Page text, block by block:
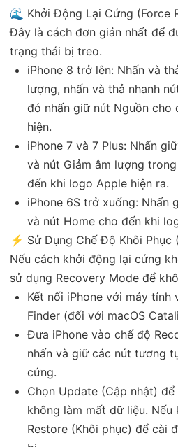
🌊 Khởi Động Lại Cứng (Force
Đây là cách đơn giản nhất để
trạng thái bị treo.
iPhone 8 trở lên: Nhấn và
lượng, nhấn và thả nhanh
đó nhấn giữ nút Nguồn cho
hiện.
iPhone 7 và 7 Plus: Nhấn
và nút Giảm âm lượng
đến khi logo Apple hiện ra.
iPhone 6S trở xuống: Nhấn
và nút Home cho đến khi
⚡ Sử Dụng Chế Độ Khôi Phục
Nếu cách khởi động lại cứng
sử dụng Recovery Mode để
Kết nối iPhone với máy tính
Finder (đối với macOS
Đưa iPhone vào chế độ
nhấn và giữ các nút tương
cứng.
Chọn Update (Cập nhật)
không làm mất dữ liệu.
Restore (Khôi phục) để cài